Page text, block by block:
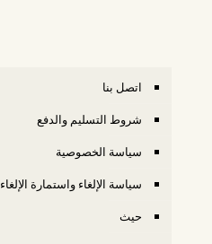
اتصل بنا
شروط التسليم والدفع
سياسة الخصوصية
سياسة الإلغاء واستمارة الإلغاء
حيث